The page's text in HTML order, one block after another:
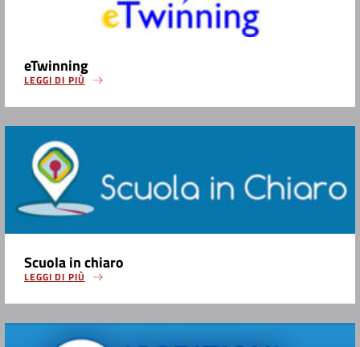
eTwinning
LEGGI DI PIÙ
Scuola in chiaro
LEGGI DI PIÙ